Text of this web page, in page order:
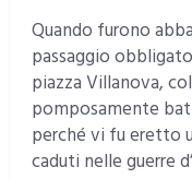
Quando furono
passaggio
piazza Villanova,
pomposamente
perché vi fu eretto
caduti nelle guerre